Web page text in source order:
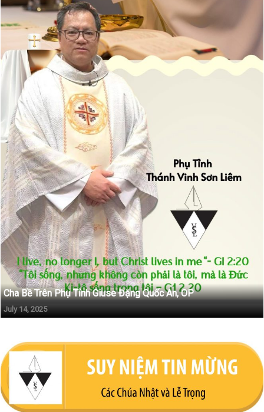
Cha Bề Trên Phụ Tỉnh Giuse Đặng Quốc An, OP
July 14, 2025